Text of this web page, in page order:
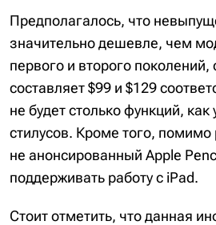
Предполагалось, что
значительно дешевле, чем
первого и второго поколений,
составляет $99 и $129
не будет столько функций,
стилусов. Кроме того, помимо
не анонсированный Apple
поддерживать работу с iPad.
Стоит отметить, что данная